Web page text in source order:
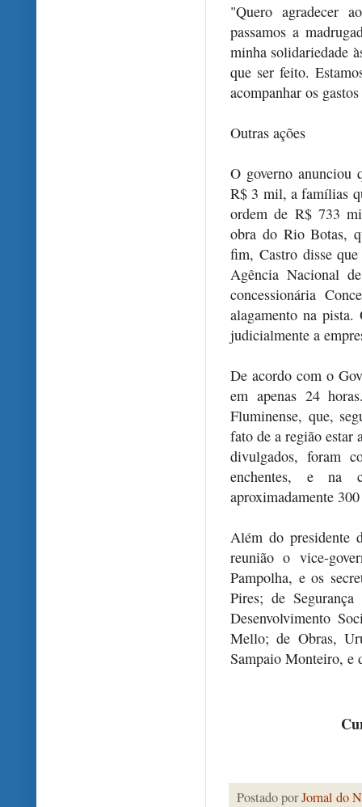
"Quero agradecer
passamos a
minha solidariedade
que ser feito.
acompanhar os
Outras ações
O governo anunciou
R$ 3 mil, a famílias
ordem de R$ 733
obra do Rio Botas,
fim, Castro disse
Agência Nacional
concessionária
alagamento na
judicialmente a
De acordo com o
em apenas 24
Fluminense, que,
fato de a região estar
divulgados, foram
enchentes, e na
aproximadamente
Além do presidente
reunião o vice-
Pampolha, e os
Pires; de
Desenvolvimento
Mello; de Obras,
Sampaio Monteiro, e
Postado porJornal do